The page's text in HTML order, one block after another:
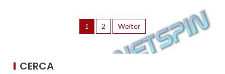
1 2 Weiter
CERCA